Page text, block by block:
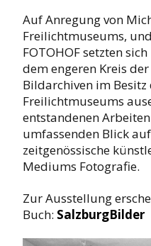
Auf Anregung von
Freilichtmuseums,
FOTOHOF setzten
dem engeren Kreis
Bildarchiven im Besitz
Freilichtmuseums
entstandenen
umfassenden Blick
zeitgenössische
Mediums Fotografie.
Zur Ausstellung
Buch: SalzburgBilder